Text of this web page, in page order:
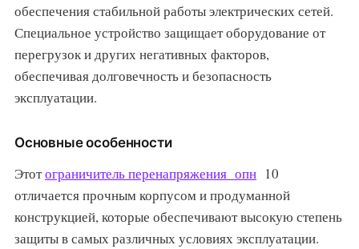
обеспечения стабильной работы электрических сетей.
Специальное устройство защищает оборудование от
перегрузок и других негативных факторов,
обеспечивая долговечность и безопасность
эксплуатации.
Основные особенности
Этотограничитель перенапряжения опн10
отличается прочным корпусом и продуманной
конструкцией, которые обеспечивают высокую степень
защиты в самых различных условиях эксплуатации.